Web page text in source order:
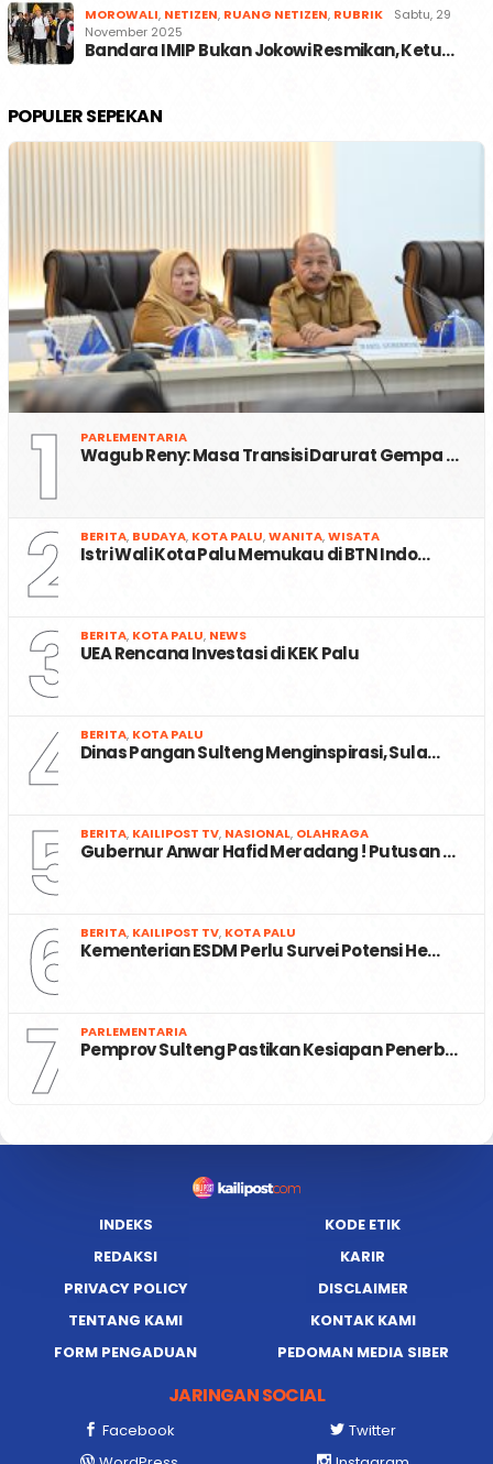
MOROWALI, NETIZEN, RUANG NETIZEN, RUBRIK
Sabtu, 29
November 2025
Bandara IMIP Bukan Jokowi Resmikan, Ketu…
POPULER SEPEKAN
1 PARLEMENTARIA
Wagub Reny: Masa Transisi Darurat Gempa …
2 BERITA, BUDAYA, KOTA PALU,WANITA,WISATA
Istri Wali Kota Palu Memukau di BTN Indo…
3 BERITA, KOTA PALU, NEWS
UEA Rencana Investasi di KEK Palu
4 BERITA, KOTA PALU
Dinas Pangan Sulteng Menginspirasi, Sula…
5 BERITA, KAILIPOST TV, NASIONAL, OLAHRAGA
Gubernur Anwar Hafid Meradang ! Putusan …
6 BERITA, KAILIPOST TV, KOTA PALU
Kementerian ESDM Perlu Survei Potensi He…
7 PARLEMENTARIA
Pemprov Sulteng Pastikan Kesiapan Penerb…
INDEKS
KODE ETIK
REDAKSI
KARIR
PRIVACY POLICY
DISCLAIMER
TENTANG KAMI
KONTAK KAMI
FORM PENGADUAN
PEDOMAN MEDIA SIBER
JARINGAN SOCIAL
Facebook
Twitter